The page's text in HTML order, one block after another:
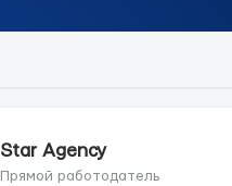
Star Agency
Прямой работодатель